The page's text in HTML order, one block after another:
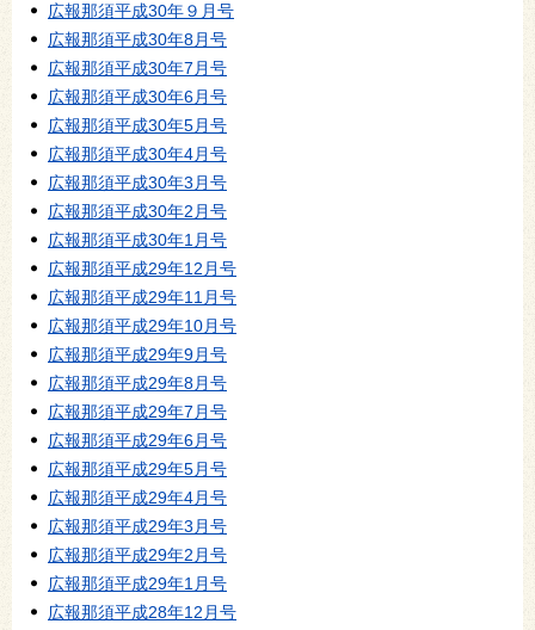
広報那須平成30年９月号
広報那須平成30年8月号
広報那須平成30年7月号
広報那須平成30年6月号
広報那須平成30年5月号
広報那須平成30年4月号
広報那須平成30年3月号
広報那須平成30年2月号
広報那須平成30年1月号
広報那須平成29年12月号
広報那須平成29年11月号
広報那須平成29年10月号
広報那須平成29年9月号
広報那須平成29年8月号
広報那須平成29年7月号
広報那須平成29年6月号
広報那須平成29年5月号
広報那須平成29年4月号
広報那須平成29年3月号
広報那須平成29年2月号
広報那須平成29年1月号
広報那須平成28年12月号